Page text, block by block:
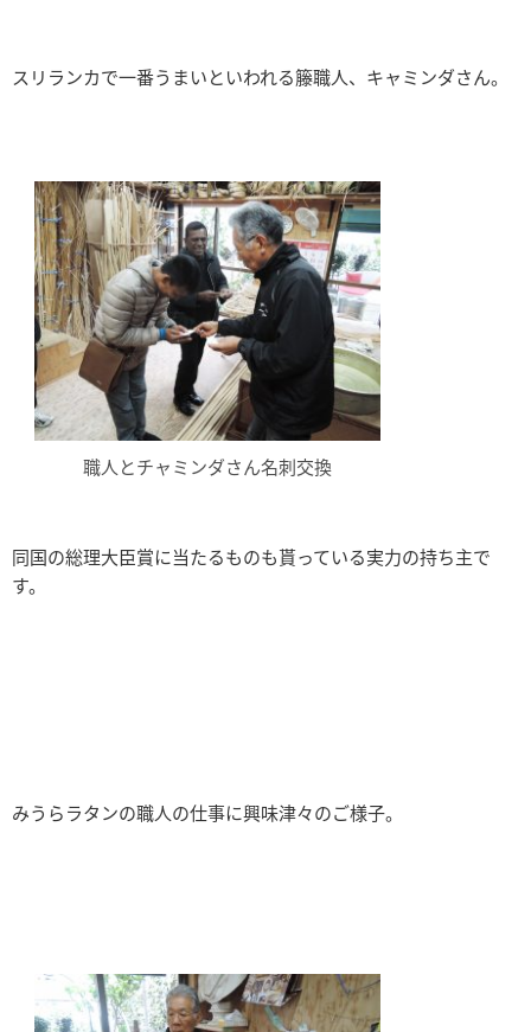
スリランカで一番うまいといわれる籐職人、キャミンダさん。
職人とチャミンダさん名刺交換
同国の総理大臣賞に当たるものも貰っている実力の持ち主で
す。
みうらラタンの職人の仕事に興味津々のご様子。